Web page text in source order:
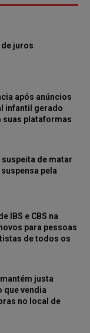
juros
após anúncios
infantil gerado
suas plataformas
de matar
pela
IBS e CBS na
para pessoas
de todos os
justa
que vendia
no local de